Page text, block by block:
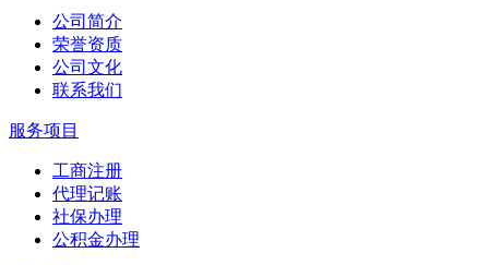
公司简介
荣誉资质
公司文化
联系我们
服务项目
工商注册
代理记账
社保办理
公积金办理